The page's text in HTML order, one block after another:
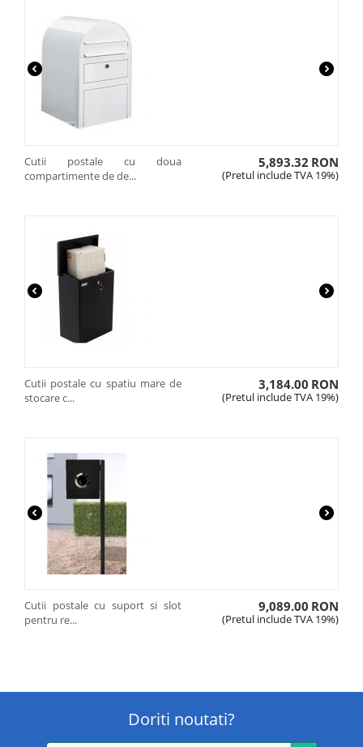
Cutii postale cu doua
compartimente de de...
5,893.32 RON
(Pretul include TVA 19%)
Cutii postale cu spatiu mare de
stocare c...
3,184.00 RON
(Pretul include TVA 19%)
Cutii postale cu suport si slot
pentru re...
9,089.00 RON
(Pretul include TVA 19%)
Doriti noutati?